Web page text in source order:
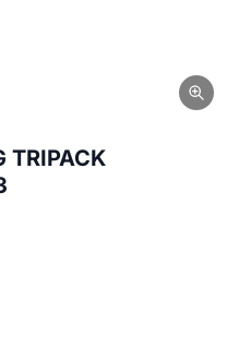
TRIPACK